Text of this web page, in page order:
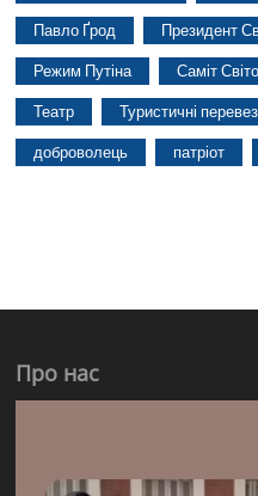
Павло Ґрод Президент
Режим Путіна Саміт
Театр Туристичні
доброволець патріот
Про нас